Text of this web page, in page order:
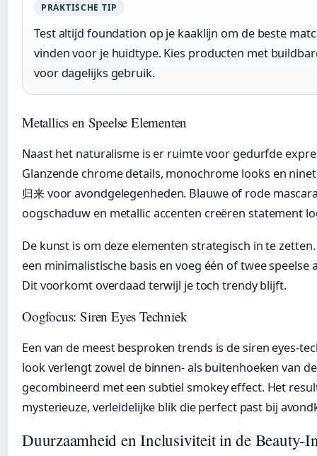
PRAKTISCHE TIP
Test altijd foundation op je kaaklijn om de beste
vinden voor je huidtype. Kies producten met
voor dagelijks gebruik.
Metallics en Speelse Elementen
Naast het naturalisme is er ruimte voor gedurfde
Glanzende chrome details, monochrome looks en
归来 voor avondgelegenheden. Blauwe of rode
oogschaduw en metallic accenten creëren statement
De kunst is om deze elementen strategisch in te
een minimalistische basis en voeg één of twee speelse
Dit voorkomt overdaad terwijl je toch trendy blijft.
Oogfocus: Siren Eyes Techniek
Een van de meest besproken trends is de siren eyes-
look verlengt zowel de binnen- als buitenhoeken van
gecombineerd met een subtiel smokey effect. Het
mysterieuze, verleidelijke blik die perfect past bij
Duurzaamheid en Inclusiviteit in de Beauty-